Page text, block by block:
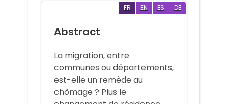
FR EN ES DE
Abstract
La migration, entre
communes ou départements,
est-elle un remède au
chômage ? Plus le